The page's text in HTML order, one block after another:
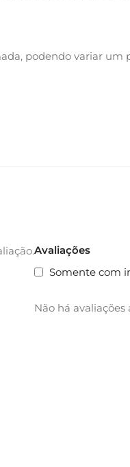
podendo variar um
Avaliações
Somente com
Não há avaliações